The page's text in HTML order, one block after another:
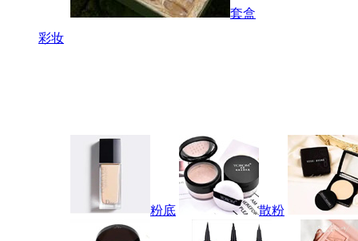
套盒
彩妆
粉底 散粉